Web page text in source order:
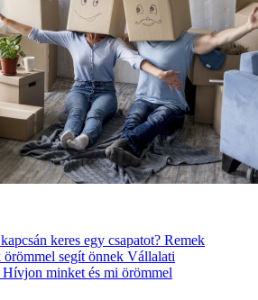
keres egy csapatot? Remek
örömmel segít önnek Vállalati
Hívjon minket és mi örömmel